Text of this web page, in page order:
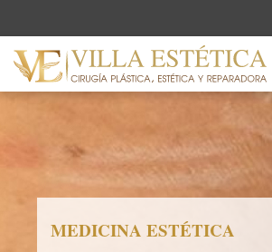
MEDICINA ESTÉTICA